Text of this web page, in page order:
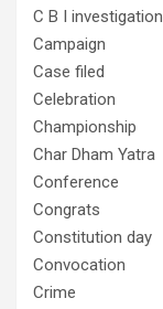
C B I investigation
Campaign
Case filed
Celebration
Championship
Char Dham Yatra
Conference
Congrats
Constitution day
Convocation
Crime